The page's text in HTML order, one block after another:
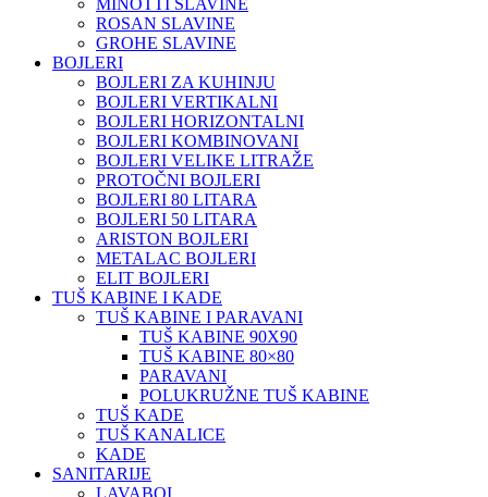
MINOTTI SLAVINE
ROSAN SLAVINE
GROHE SLAVINE
BOJLERI
BOJLERI ZA KUHINJU
BOJLERI VERTIKALNI
BOJLERI HORIZONTALNI
BOJLERI KOMBINOVANI
BOJLERI VELIKE LITRAŽE
PROTOČNI BOJLERI
BOJLERI 80 LITARA
BOJLERI 50 LITARA
ARISTON BOJLERI
METALAC BOJLERI
ELIT BOJLERI
TUŠ KABINE I KADE
TUŠ KABINE I PARAVANI
TUŠ KABINE 90X90
TUŠ KABINE 80×80
PARAVANI
POLUKRUŽNE TUŠ KABINE
TUŠ KADE
TUŠ KANALICE
KADE
SANITARIJE
LAVABOI